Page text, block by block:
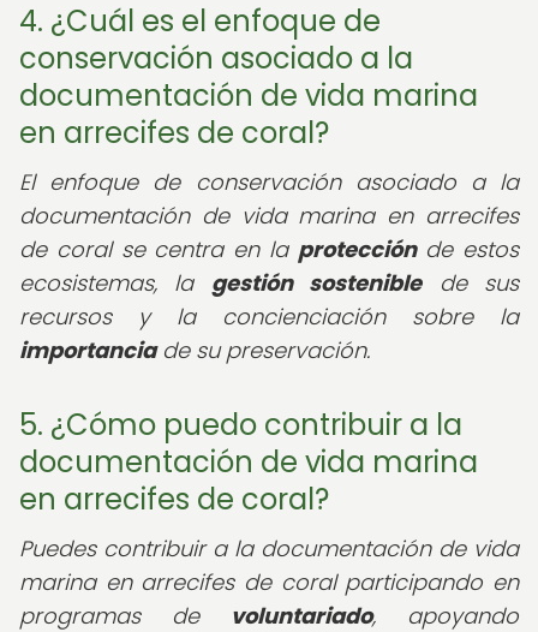
4. ¿Cuál es el enfoque de
conservación asociado a la
documentación de vida marina
en arrecifes de coral?
El enfoque de conservación asociado a la
documentación de vida marina en arrecifes
de coral se centra en la protecciónde estos
ecosistemas, la gestión sosteniblede sus
recursos y la concienciación sobre la
importanciade su preservación.
5. ¿Cómo puedo contribuir a la
documentación de vida marina
en arrecifes de coral?
Puedes contribuir a la documentación de vida
marina en arrecifes de coral participando en
programas de voluntariado, apoyando